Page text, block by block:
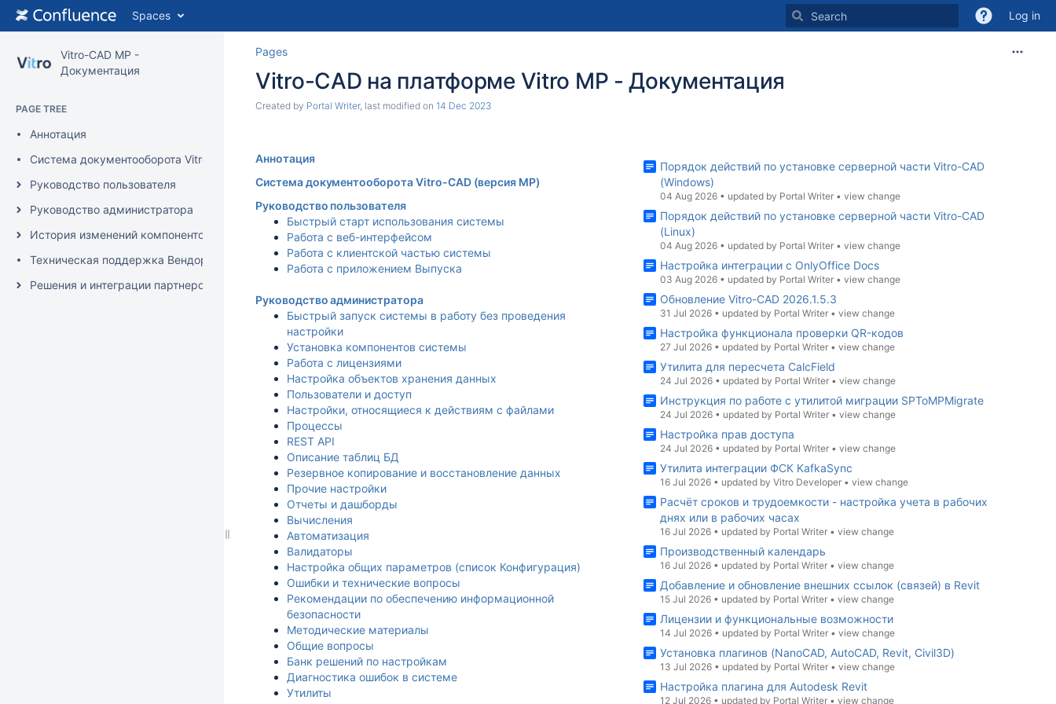
Spaces Log in
Vitro-CAD MP -
Документация
PAGE TREE
Аннотация
Система документооборота Vitro-CAD (версия MP)
Руководство пользователя
Руководство администратора
История изменений компонентов системы
Техническая поддержка Вендора
Решения и интеграции партнеров на платформе Vitro-CAD
Pages
Vitro-CAD на платформе Vitro MP - Документация
Created by Portal Writer, last modified on 14 Dec 2023
Аннотация
Система документооборота Vitro-CAD (версия MP)
Руководство пользователя
Быстрый старт использования системы
Работа с веб-интерфейсом
Работа с клиентской частью системы
Работа с приложением Выпуска
Руководство администратора
Быстрый запуск системы в работу без проведения
настройки
Установка компонентов системы
Работа с лицензиями
Настройка объектов хранения данных
Пользователи и доступ
Настройки, относящиеся к действиям с файлами
Процессы
REST API
Описание таблиц БД
Резервное копирование и восстановление данных
Прочие настройки
Отчеты и дашборды
Вычисления
Автоматизация
Валидаторы
Настройка общих параметров (список Конфигурация)
Ошибки и технические вопросы
Рекомендации по обеспечению информационной
безопасности
Методические материалы
Общие вопросы
Банк решений по настройкам
Диагностика ошибок в системе
Утилиты
Порядок действий по установке серверной части Vitro-CAD
(Windows)
04 Aug 2026 • updated by Portal Writer • view change
Порядок действий по установке серверной части Vitro-CAD
(Linux)
04 Aug 2026 • updated by Portal Writer • view change
Настройка интеграции с OnlyOffice Docs
03 Aug 2026 • updated by Portal Writer • view change
Обновление Vitro-CAD 2026.1.5.3
31 Jul 2026 • updated by Portal Writer • view change
Настройка функционала проверки QR-кодов
27 Jul 2026 • updated by Portal Writer • view change
Утилита для пересчета CalcField
24 Jul 2026 • updated by Portal Writer • view change
Инструкция по работе с утилитой миграции SPToMPMigrate
24 Jul 2026 • updated by Portal Writer • view change
Настройка прав доступа
24 Jul 2026 • updated by Portal Writer • view change
Утилита интеграции ФСК KafkaSync
16 Jul 2026 • updated by Vitro Developer • view change
Расчёт сроков и трудоемкости - настройка учета в рабочих
днях или в рабочих часах
16 Jul 2026 • updated by Portal Writer • view change
Производственный календарь
16 Jul 2026 • updated by Portal Writer • view change
Добавление и обновление внешних ссылок (связей) в Revit
15 Jul 2026 • updated by Portal Writer • view change
Лицензии и функциональные возможности
14 Jul 2026 • updated by Portal Writer • view change
Установка плагинов (NanoCAD, AutoCAD, Revit, Civil3D)
13 Jul 2026 • updated by Portal Writer • view change
Настройка плагина для Autodesk Revit
12 Jul 2026 • updated by Portal Writer • view change